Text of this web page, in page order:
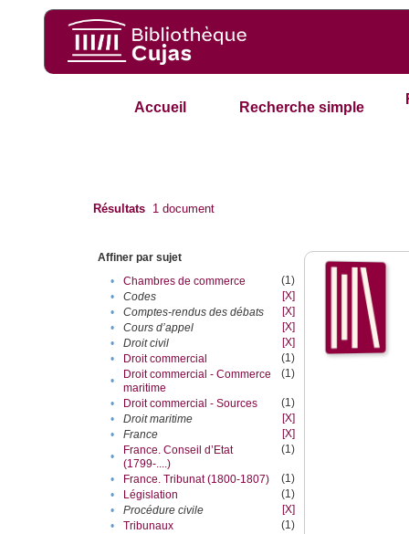
Accueil Recherche simple
Résultats 1 document
Affiner par sujet
•
Chambres de commerce
(1)
•
Codes
[X]
•
Comptes-rendus des débats
[X]
•
Cours d’appel
[X]
•
Droit civil
[X]
•
Droit commercial
(1)
•
Droit commercial - Commerce
maritime
(1)
• Droit commercial - Sources
(1)
•
Droit maritime
[X]
•
France
[X]
•
France. Conseil d’Etat
(1799-....)
(1)
• France. Tribunat (1800-1807)
(1)
•
Législation
(1)
•
Procédure civile
[X]
•
Tribunaux
(1)